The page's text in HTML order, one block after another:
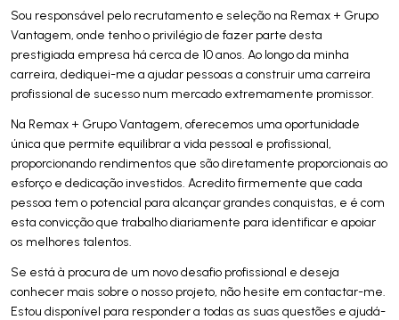
Sou responsável pelo recrutamento e seleção na Remax + Grupo
Vantagem, onde tenho o privilégio de fazer parte desta
prestigiada empresa há cerca de 10 anos. Ao longo da minha
carreira, dediquei-me a ajudar pessoas a construir uma carreira
profissional de sucesso num mercado extremamente promissor.
Na Remax + Grupo Vantagem, oferecemos uma oportunidade
única que permite equilibrar a vida pessoal e profissional,
proporcionando rendimentos que são diretamente proporcionais ao
esforço e dedicação investidos. Acredito firmemente que cada
pessoa tem o potencial para alcançar grandes conquistas, e é com
esta convicção que trabalho diariamente para identificar e apoiar
os melhores talentos.
Se está à procura de um novo desafio profissional e deseja
conhecer mais sobre o nosso projeto, não hesite em contactar-me.
Estou disponível para responder a todas as suas questões e ajudá-